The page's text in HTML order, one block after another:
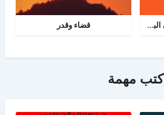
عقلية المحترف : لماذا يبقى البعض هواة رغم الموهبة؟ قضاء وقدر
كتب مهمة